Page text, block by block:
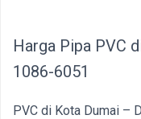
Harga Pipa PVC
1086-6051
PVC di Kota Dumai –